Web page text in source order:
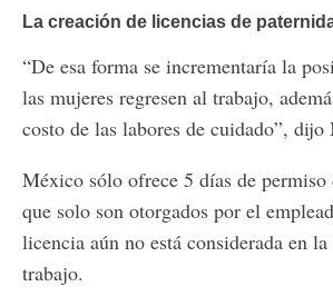
La creación de licencias de
“De esa forma se incrementaría la
las mujeres regresen al trabajo,
costo de las labores de cuidado”, dijo
México sólo ofrece 5 días de permiso
que solo son otorgados por el
licencia aún no está considerada en
trabajo.